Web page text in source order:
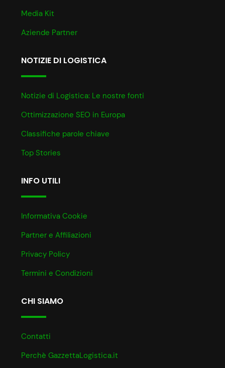
Media Kit
Aziende Partner
NOTIZIE DI LOGISTICA
Notizie di Logistica: Le nostre fonti
Ottimizzazione SEO in Europa
Classifiche parole chiave
Top Stories
INFO UTILI
Informativa Cookie
Partner e Affiliazioni
Privacy Policy
Termini e Condizioni
CHI SIAMO
Contatti
Perchè GazzettaLogistica.it